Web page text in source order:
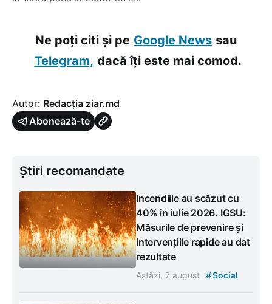
Ne poți citi și pe Google News sau
Telegram, dacă îți este mai comod.
Autor: Redacția ziar.md
Abonează-te
Știri recomandate
Incendiile au scăzut cu
40% în iulie 2026. IGSU:
Măsurile de prevenire și
intervențiile rapide au dat
rezultate
Astăzi, 7 august #Social